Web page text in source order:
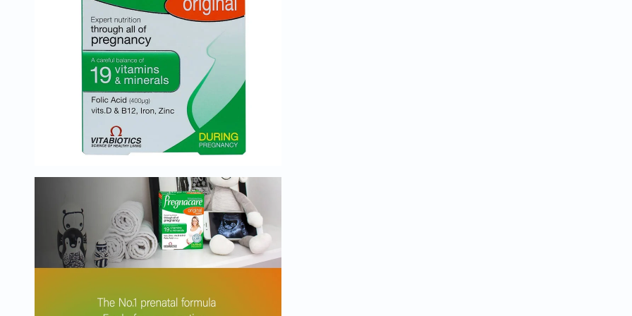
الفيتامينات
مالتي
فيتامين
فيتامين
أ
فيتامين
فيتامين
ج
فيتامين
فيتامين
هـ
المعادن
الحديد